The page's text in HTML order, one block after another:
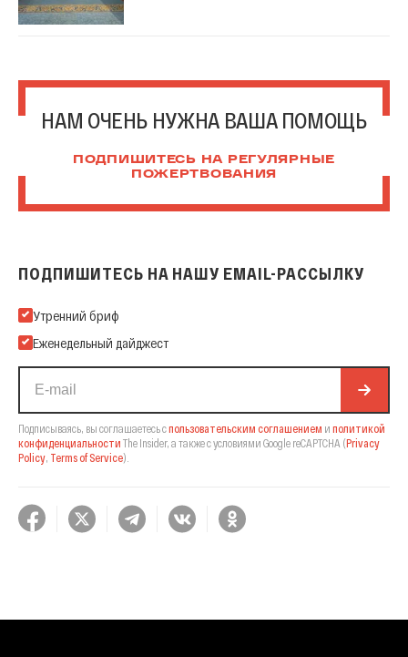
НАМ ОЧЕНЬ НУЖНА ВАША ПОМОЩЬ
ПОДПИШИТЕСЬ НА РЕГУЛЯРНЫЕ
ПОЖЕРТВОВАНИЯ
ПОДПИШИТЕСЬ НА НАШУ EMAIL-РАССЫЛКУ
Подпишитесь на нашу Email-рассылку
Утренний бриф
Еженедельный дайджест
Подписываясь, вы соглашаетесь спользовательским соглашением и политикой
конфиденциальности The Insider, а также с условиями Google reCAPTCHA (Privacy
Policy Terms of Service).